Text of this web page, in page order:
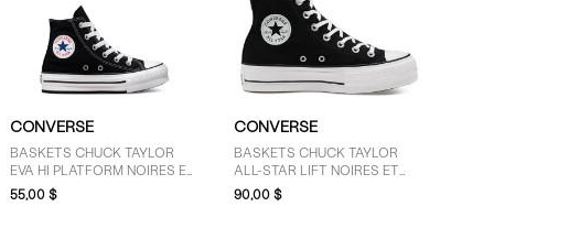
CONVERSE
BASKETS CHUCK TAYLOR
EVA HI PLATFORM NOIRES ET
BLANCHES POUR JEUNES
55,00 $
CONVERSE
BASKETS CHUCK TAYLOR
ALL-STAR LIFT NOIRES ET
BLANCHES
90,00 $